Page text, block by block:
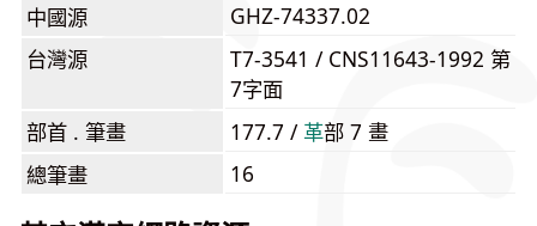
中國源
GHZ-74337.02
台灣源
T7-3541 / CNS11643-1992 第
7字面
部首 . 筆畫
177.7 /⾰部 7 畫
總筆畫
16